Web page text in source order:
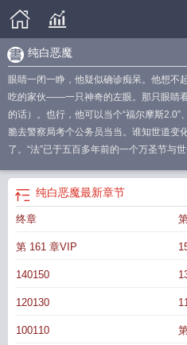
纯白恶魔
眼睛一闭一睁，他疑似确诊痴呆。他想不
吃的家伙——一只神奇的左眼。那只眼睛
的话）。也行，他可以当个“福尔摩斯
脆去警察局考个公务员当当。谁知世道变
了。“法”已于五百多年前的一个万圣节与
暗巷宜高歌。地狱宜狂欢。荒原茫茫，应
王。热爱小动物的强迫症连环杀手攻vs病
人取向包括但不限于同性、异性、水仙、
虽然是系列文，但作者不保证以后专注该
每天中午12:00，不保证日更，但保证作
（非得笑少打几个哈）。
纯白恶魔免费阅
晋江纯白恶魔是he吗 纯白恶魔番外搬运
纯白恶魔最新章节
终章
第 161 章VIP
140150
120130
100110